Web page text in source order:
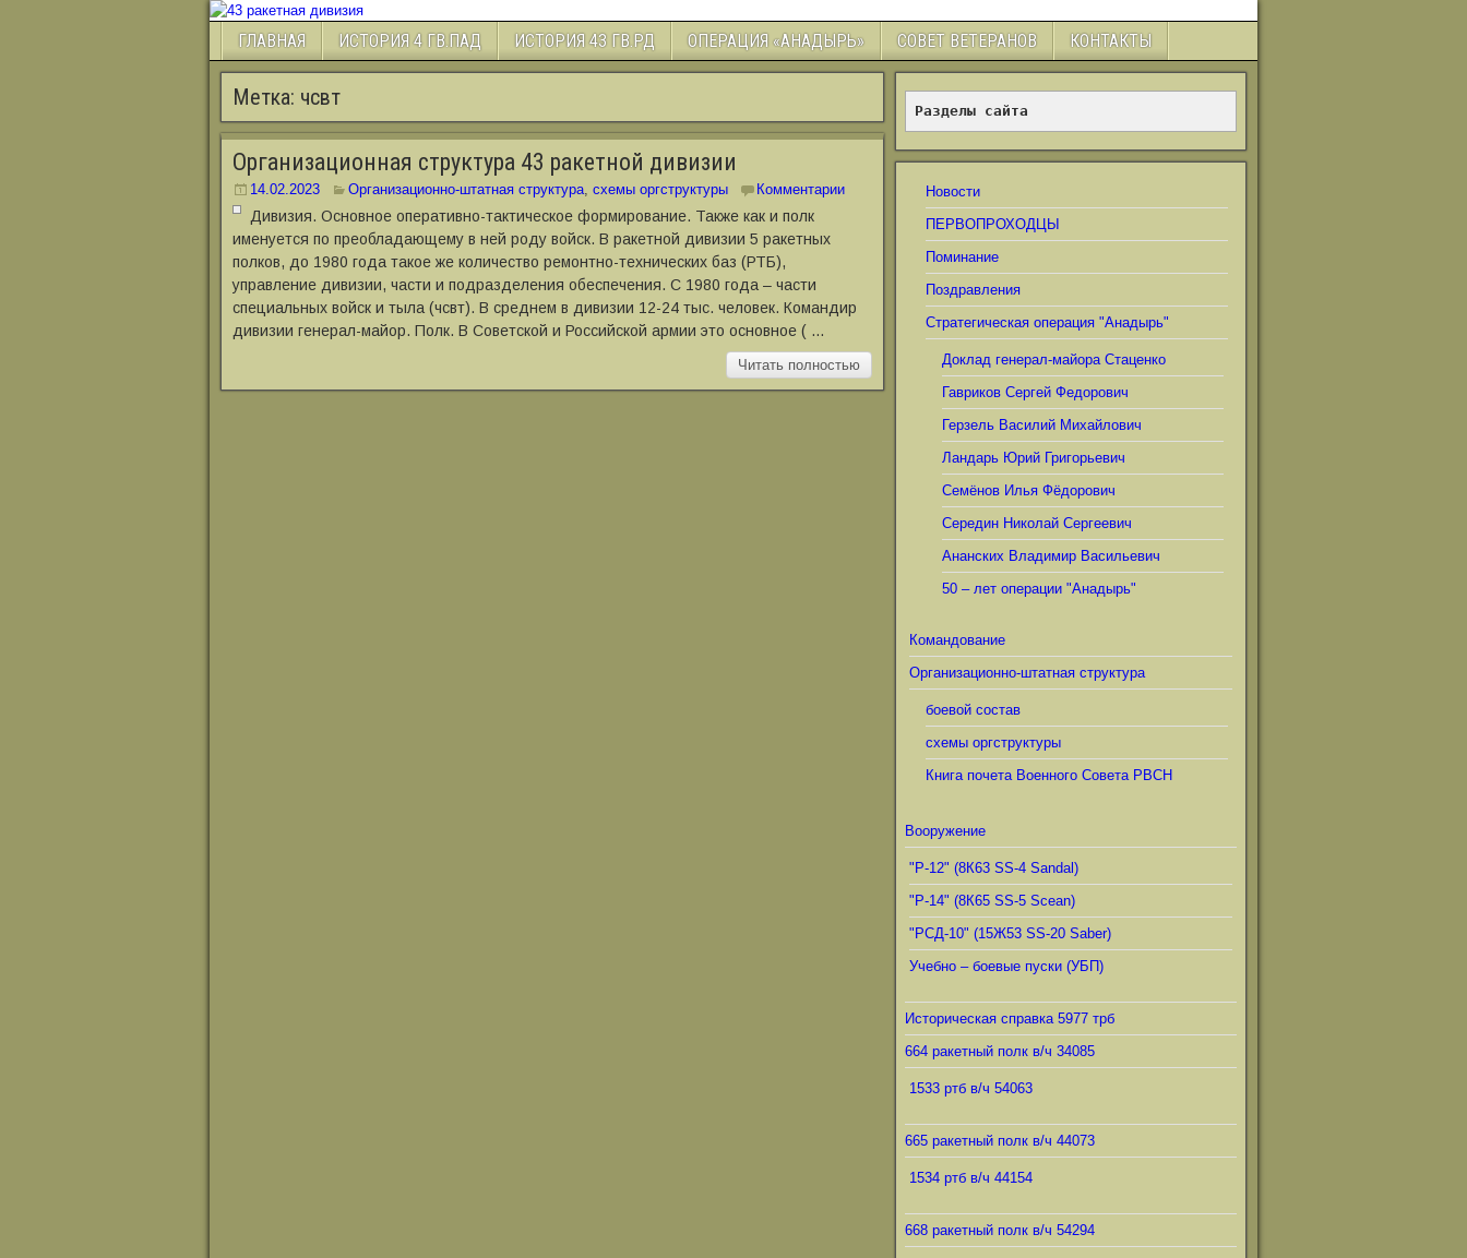
ГЛАВНАЯ ИСТОРИЯ 4 ГВ.ПАД ИСТОРИЯ 43 ГВ.РД ОПЕРАЦИЯ «АНАДЫРЬ» СОВЕТ ВЕТЕРАНОВ КОНТАКТЫ
Метка: чсвт
Организационная структура 43 ракетной дивизии
14.02.2023 Организационно-штатная структура, схемы оргструктуры Комментарии
Дивизия. Основное оперативно-тактическое формирование. Также как и полк
именуется по преобладающему в ней роду войск. В ракетной дивизии 5 ракетных
полков, до 1980 года такое же количество ремонтно-технических баз (РТБ),
управление дивизии, части и подразделения обеспечения. С 1980 года – части
специальных войск и тыла (чсвт). В среднем в дивизии 12-24 тыс. человек. Командир
дивизии генерал-майор. Полк. В Советской и Российской армии это основное ( …
Читать полностью
Разделы сайта
Новости
ПЕРВОПРОХОДЦЫ
Поминание
Поздравления
Стратегическая операция "Анадырь"
Доклад генерал-майора Стаценко
Гавриков Сергей Федорович
Герзель Василий Михайлович
Ландарь Юрий Григорьевич
Семёнов Илья Фёдорович
Середин Николай Сергеевич
Ананских Владимир Васильевич
50 – лет операции "Анадырь"
Командование
Организационно-штатная структура
боевой состав
схемы оргструктуры
Книга почета Военного Совета РВСН
Вооружение
"Р-12" (8К63 SS-4 Sandal)
"Р-14" (8К65 SS-5 Scean)
"РСД-10" (15Ж53 SS-20 Saber)
Учебно – боевые пуски (УБП)
Историческая справка 5977 трб
664 ракетный полк в/ч 34085
1533 ртб в/ч 54063
665 ракетный полк в/ч 44073
1534 ртб в/ч 44154
668 ракетный полк в/ч 54294